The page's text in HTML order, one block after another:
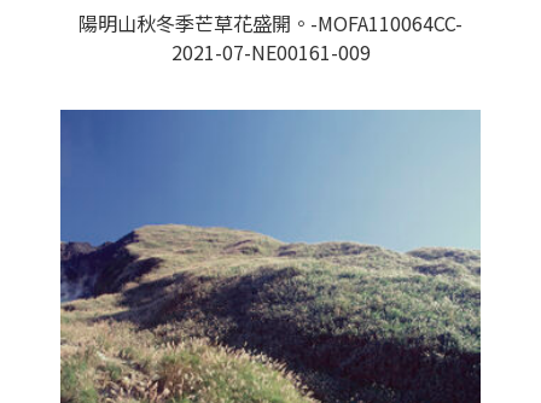
陽明山秋冬季芒草花盛開。-MOFA110064CC-
2021-07-NE00161-009